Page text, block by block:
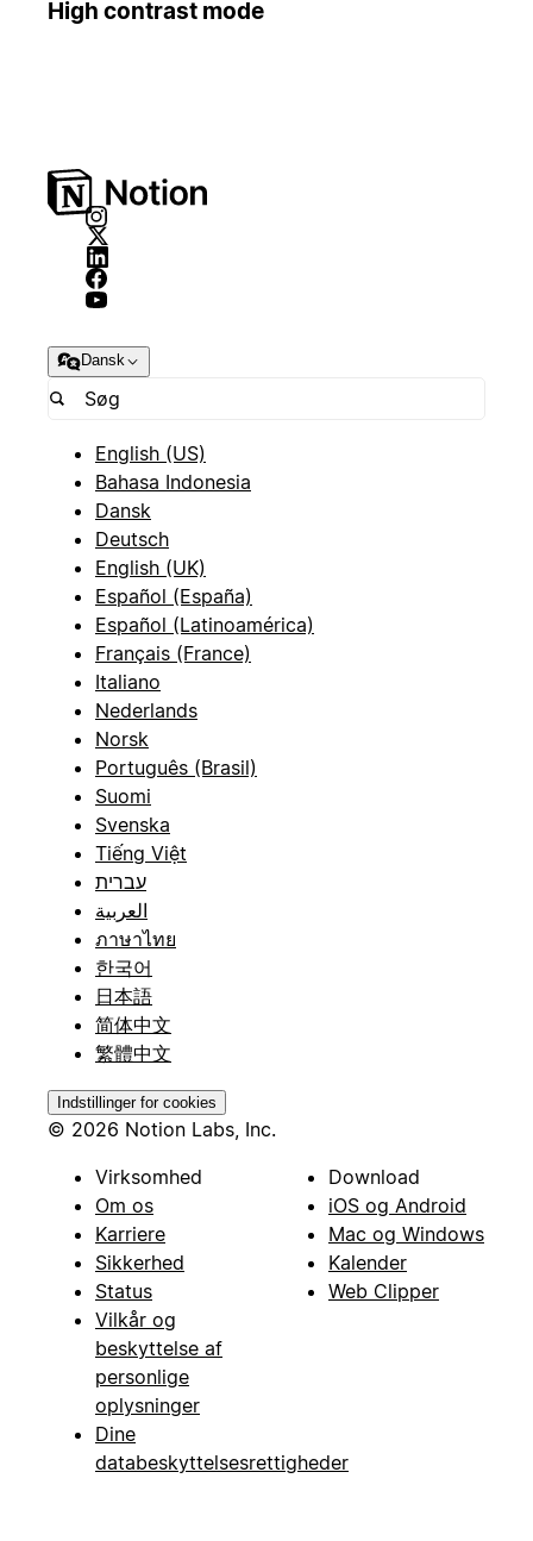
High contrast mode
Dansk
English (US)
Bahasa Indonesia
Dansk
Deutsch
English (UK)
Español (España)
Español (Latinoamérica)
Français (France)
Italiano
Nederlands
Norsk
Português (Brasil)
Suomi
Svenska
Tiếng Việt
עברית
العربية
ภาษาไทย
한국어
日本語
简体中文
繁體中文
Indstillinger for cookies
© 2026 Notion Labs, Inc.
Virksomhed
Om os
Karriere
Sikkerhed
Status
Vilkår og
beskyttelse af
personlige
oplysninger
Dine
databeskyttelsesrettigheder
Download
iOS og Android
Mac og Windows
Kalender
Web Clipper